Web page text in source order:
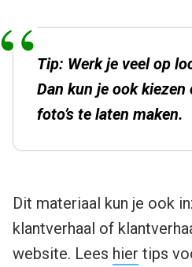
Tip: Werk je veel op
Dan kun je ook
foto’s te laten maken.
Dit materiaal kun je ook
klantverhaal of
website. Lees hier tips